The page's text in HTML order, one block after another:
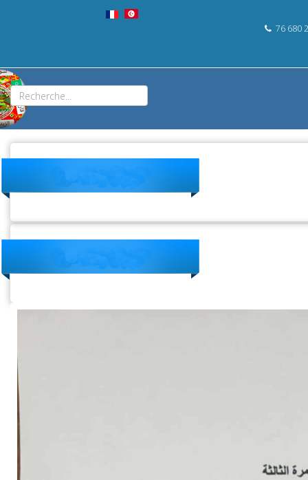
76 680